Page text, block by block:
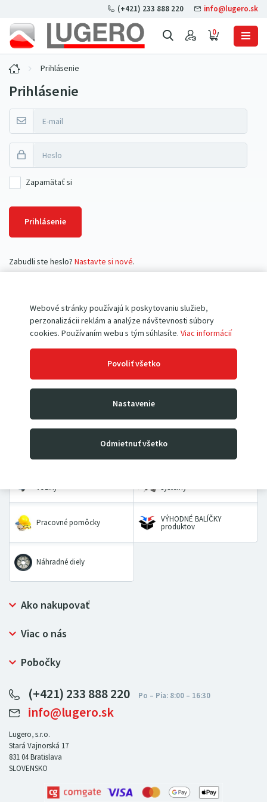
Webové stránky používajú k poskytovaniu služieb,
perzonalizácii reklám a analýze návštevnosti súbory
cookies. Používaním webu s tým súhlasíte. Viac informácií
Povoliť všetko
Nastavenie
Odmietnuť všetko
0
(+421) 233 888 220 info@lugero.sk
Prihlásenie
Prihlásenie
Zapamätať si
Prihlásenie
Zabudli ste heslo? Nastavte si nové.
Dielenské žeriavy a hevery Kladkostroje
vozíky systémy
Pracovné pomôcky VÝHODNÉ BALÍČKY
produktov
Náhradné diely
Ako nakupovať
Prečo nakupovať u LUGERO
Ochrana osobných údajov
Viac o nás
Bezpečný nákup
Certifikát NATUR-PACK
Pre predajcov
Pobočky
LUGERO Nemecko
LUGERO Česká republika
LUGERO Maďarsko
LUGERO Rakousko
(+421) 233 888 220
info@lugero.sk
Lugero, s.r.o.
Stará Vajnorská 17
831 04Bratislava
SLOVENSKO